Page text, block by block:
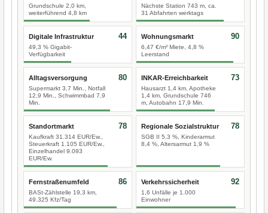
Grundschule 2,0 km,
weiterführend 4,8 km
Nächste Station 743 m, ca.
31 Abfahrten werktags
Digitale Infrastruktur
49,3 % Gigabit-
Verfügbarkeit
44 Wohnungsmarkt
6,47 €/m² Miete, 4,8 %
Leerstand
90
Alltagsversorgung
Supermarkt 3,7 Min., Notfall
12,9 Min., Schwimmbad 7,9
Min.
80 INKAR-Erreichbarkeit
Hausarzt 1,4 km, Apotheke
1,4 km, Grundschule 746
m, Autobahn 17,9 Min.
73
Standortmarkt
Kaufkraft 31.314 EUR/Ew.,
Steuerkraft 1.105 EUR/Ew.,
Einzelhandel 9.093
EUR/Ew.
78 Regionale Sozialstruktur
SGB II 5,3 %, Kinderarmut
8,4 %, Altersarmut 1,9 %
78
Fernstraßenumfeld
BASt-Zählstelle 19,3 km,
49.325 Kfz/Tag
86 Verkehrssicherheit
1,6 Unfälle je 1.000
Einwohner
92